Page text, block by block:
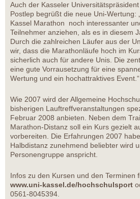
Auch der Kasseler
Postlep begrüßt die neue Uni-Wertung:
Kassel Marathon noch interessanter
Teilnehmer anziehen, als es in diesem
Durch die zahlreichen Läufer aus der
wir, dass die Marathonläufe hoch im
sicherlich auch für andere Unis. Die
eine gute Vorrausetzung für eine
Wertung und ein hochattraktives Event.“
Wie 2007 wird der Allgemeine
bisherigen Lauftreffveranstaltungen
Februar 2008 anbieten. Neben dem
Marathon-Distanz soll ein Kurs gezielt
vorbereiten. Die Erfahrungen 2007
Halbdistanz zunehmend beliebter wird
Personengruppe anspricht.
Infos zu den Kursen und den Terminen
www.uni-kassel.de/hochschulsport
0561-8045394.